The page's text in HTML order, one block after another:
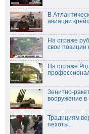
В
авиации
На страже
свои позиции
На страже
Зенитно-
вооружение в
Традициям
пехоты.